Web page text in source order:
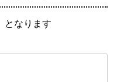
となります